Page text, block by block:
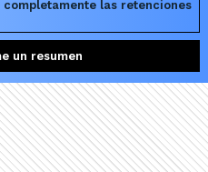
completamente las retenciones
un resumen